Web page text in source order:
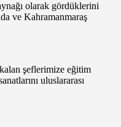
olarak gördüklerini
ve Kahramanmaraş
şeflerimize eğitim
uluslararası